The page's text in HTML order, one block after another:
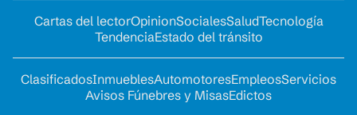
Cartas del lectorOpinionSocialesSaludTecnología
TendenciaEstado del tránsito
ClasificadosInmueblesAutomotoresEmpleosServicios
Avisos Fúnebres y MisasEdictos